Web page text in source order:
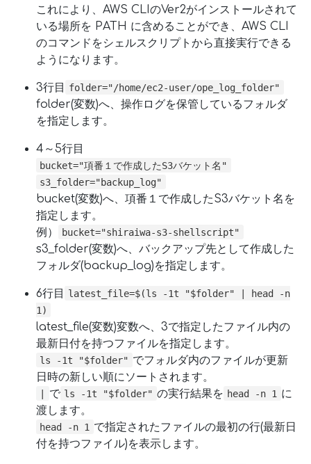
これにより、AWS CLIのVer2がインストールされて
いる場所を PATH に含めることができ、AWS CLI
のコマンドをシェルスクリプトから直接実行できる
ようになります。
3行目 folder="/home/ec2-user/ope_log_folder"
folder(変数)へ、操作ログを保管しているフォルダ
を指定します。
4～5行目
bucket="項番１で作成したS3バケット名"
s3_folder="backup_log"
bucket(変数)へ、項番１で作成したS3バケット名を
指定します。
例）
bucket="shiraiwa-s3-shellscript"
s3_folder(変数)へ、バックアップ先として作成した
フォルダ(backup_log)を指定します。
6行目
latest_file=$(ls -1t "$folder" | head -n
1)
latest_file(変数)変数へ、3で指定したファイル内の
最新日付を持つファイルを指定します。
ls -1t "$folder" でフォルダ内のファイルが更新
日時の新しい順にソートされます。
で ls -1t "$folder" の実行結果を head -n 1 に
渡します。
head -n 1 で指定されたファイルの最初の行(最新日
付を持つファイル)を表示します。